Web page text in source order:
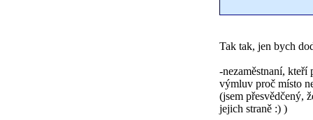
Tak tak, jen bych
-nezaměstnaní, kteří
výmluv proč místo
(jsem přesvědčený,
jejich straně :) )